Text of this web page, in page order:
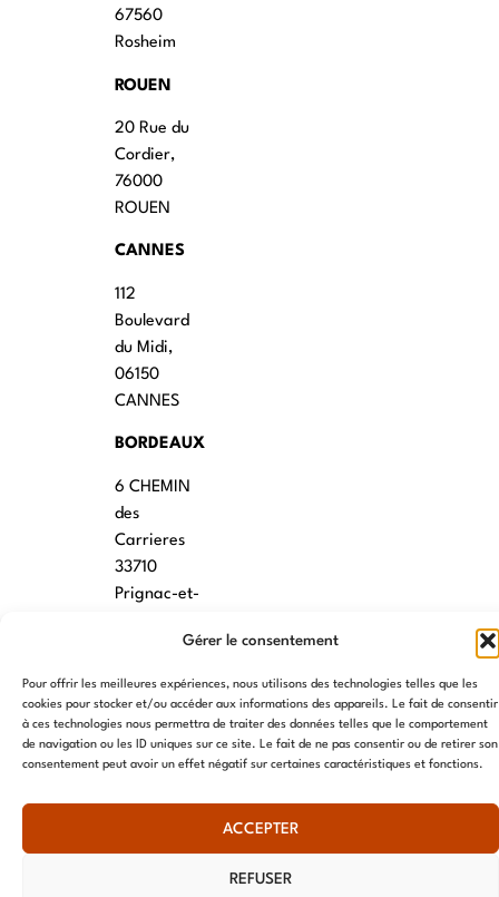
Gérer le consentement
Pour offrir les meilleures expériences, nous utilisons des technologies telles que les
cookies pour stocker et/ou accéder aux informations des appareils. Le fait de consentir
à ces technologies nous permettra de traiter des données telles que le comportement
de navigation ou les ID uniques sur ce site. Le fait de ne pas consentir ou de retirer son
consentement peut avoir un effet négatif sur certaines caractéristiques et fonctions.
ACCEPTER
REFUSER
67560
Rosheim
ROUEN
20 Rue du
Cordier,
76000
ROUEN
CANNES
112
Boulevard
du Midi,
06150
CANNES
BORDEAUX
6 CHEMIN
des
Carrieres
33710
Prignac-et-
7 rue des
écoles
34790
© AME 2024, tous droits réservés